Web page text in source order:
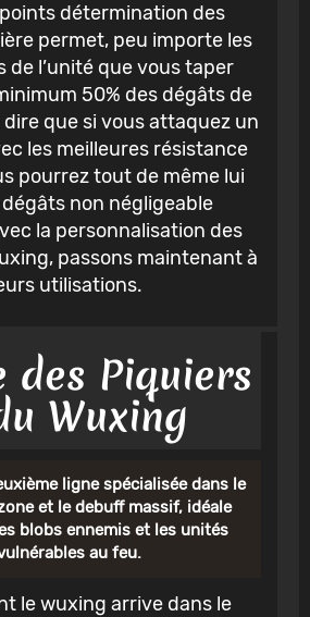
détermination des
permet, peu importe les
de l’unité que vous taper
50% des dégâts de
dire que si vous attaquez un
les meilleures résistance
pourrez tout de même lui
non négligeable
la personnalisation des
passons maintenant à
utilisations.
des Piquiers
Wuxing
ligne spécialisée dans le
et le debuff massif, idéale
blobs ennemis et les unités
au feu.
le wuxing arrive dans le